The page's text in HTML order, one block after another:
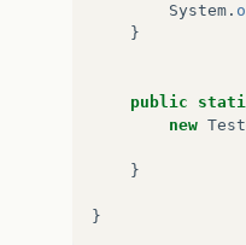
System .
}
public
new
}
}